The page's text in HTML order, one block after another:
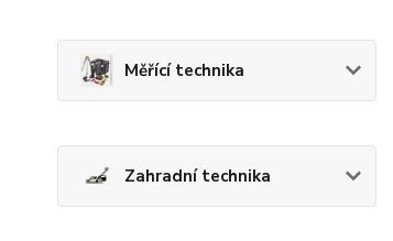
Měřící technika
Zahradní technika